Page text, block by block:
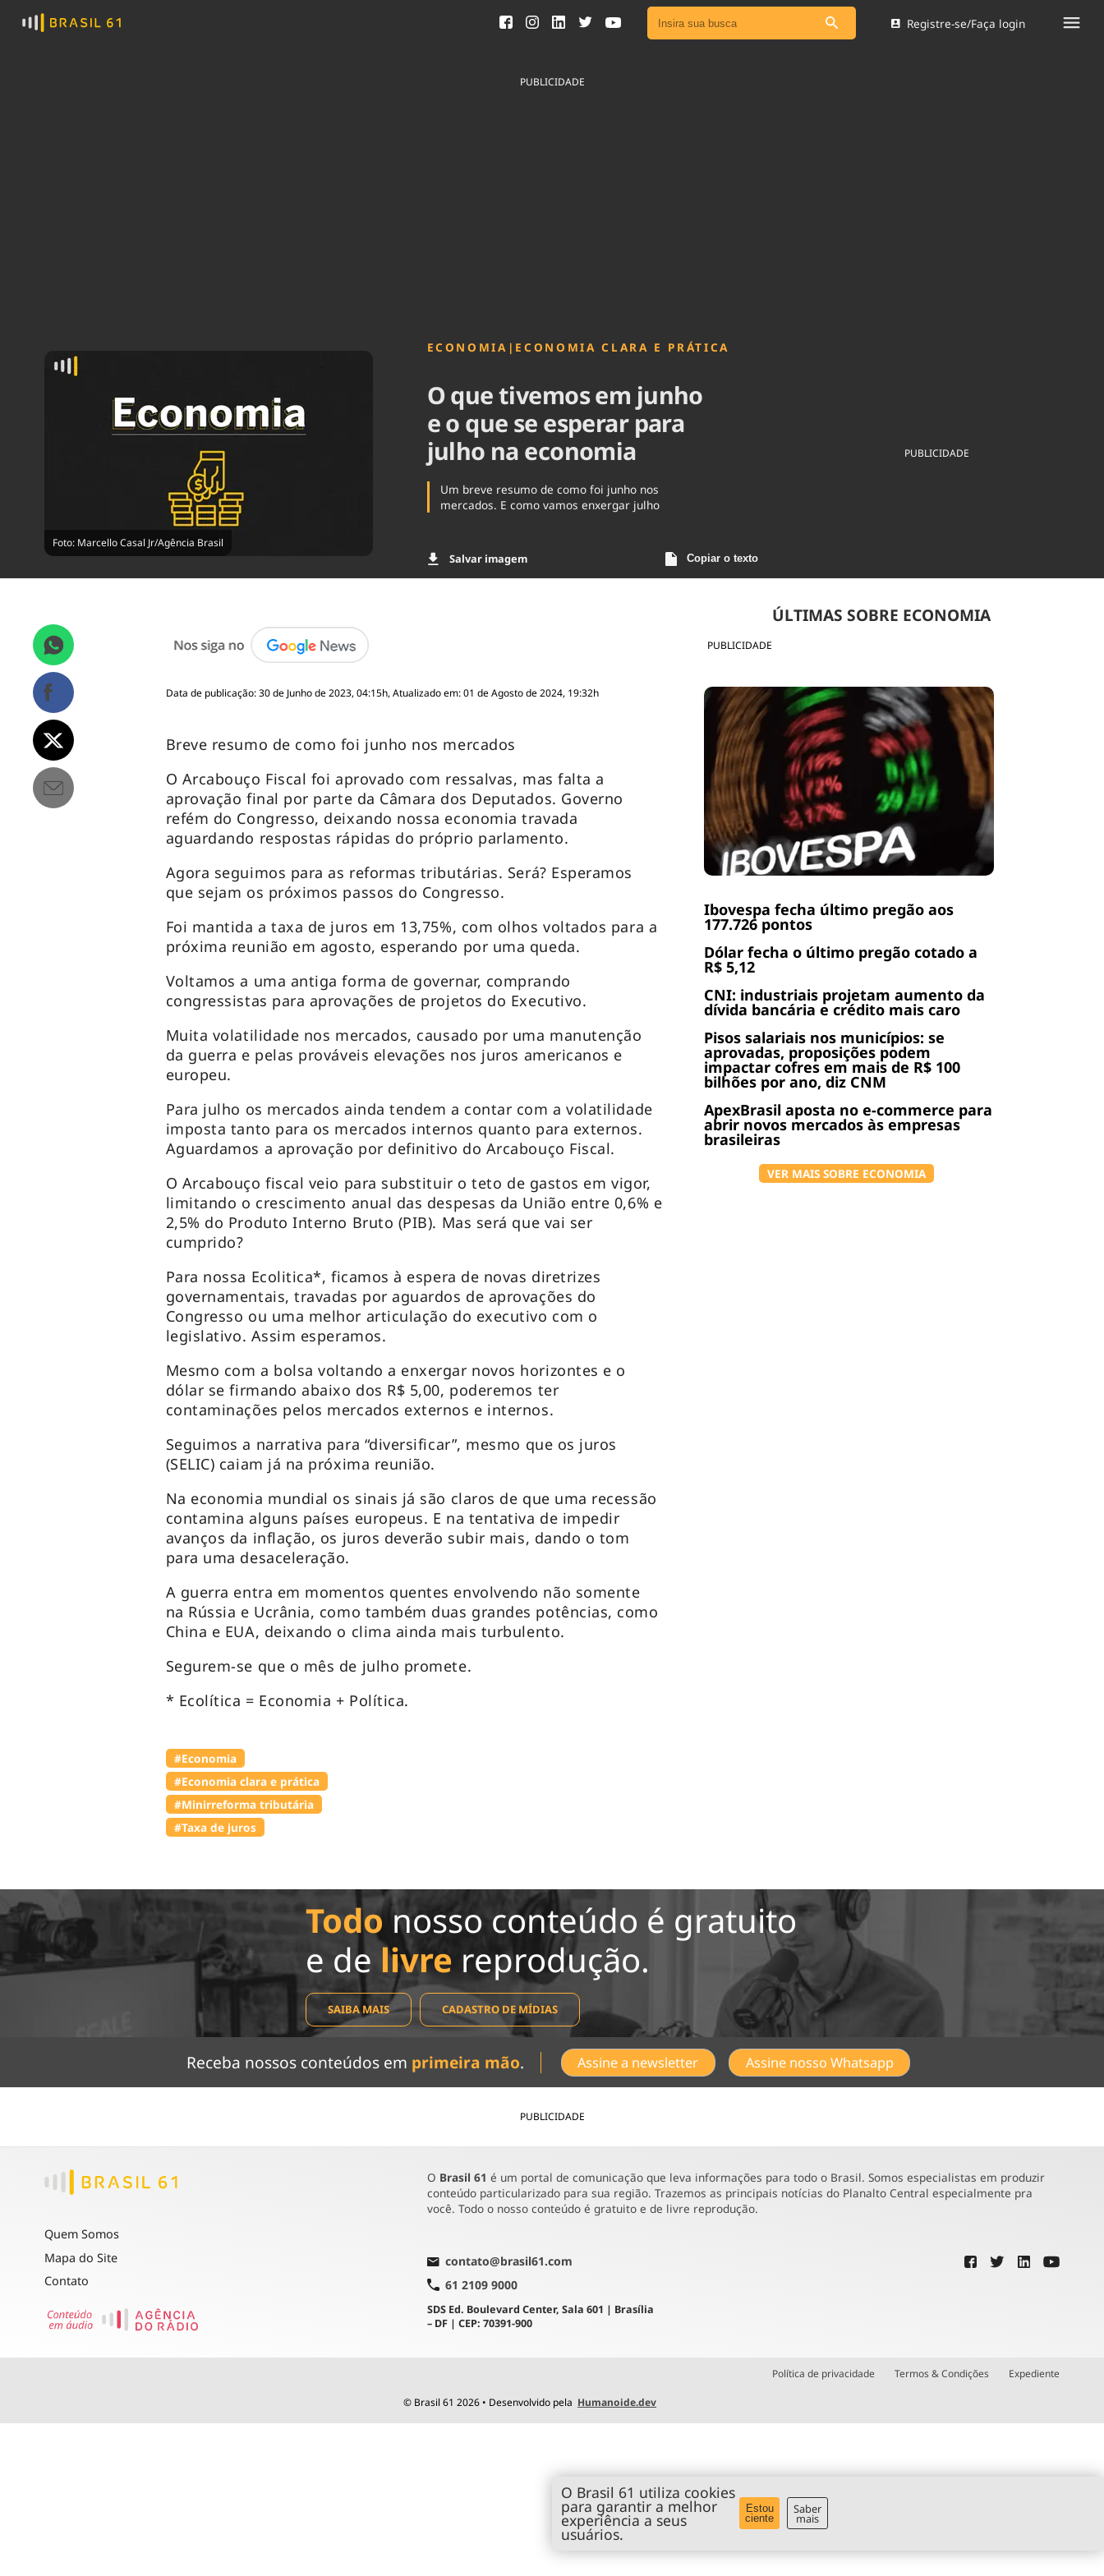
Ver todas as notícias
Brasil
Brasil Mineral
Registre-se/Faça login
PUBLICIDADE
Foto: Marcello Casal Jr/Agência Brasil
ECONOMIA | ECONOMIA CLARA E PRÁTICA
O que tivemos em junho
e o que se esperar para
julho na economia
Um breve resumo de como foi junho nos
mercados. E como vamos enxergar julho
Salvar imagem Copiar o texto
PUBLICIDADE
PUBLICIDADE
ÚLTIMAS SOBRE ECONOMIA
Ibovespa fecha último pregão aos
177.726 pontos
Dólar fecha o último pregão cotado a
R$ 5,12
CNI: industriais projetam aumento da
dívida bancária e crédito mais caro
Pisos salariais nos municípios: se
aprovadas, proposições podem
impactar cofres em mais de R$ 100
bilhões por ano, diz CNM
ApexBrasil aposta no e-commerce para
abrir novos mercados às empresas
brasileiras
VER MAIS SOBRE ECONOMIA
Data de publicação: 30 de Junho de 2023, 04:15h, Atualizado em: 01 de Agosto de 2024, 19:32h
Breve resumo de como foi junho nos mercados
O Arcabouço Fiscal foi aprovado com ressalvas, mas falta a
aprovação final por parte da Câmara dos Deputados. Governo
refém do Congresso, deixando nossa economia travada
aguardando respostas rápidas do próprio parlamento.
Agora seguimos para as reformas tributárias. Será? Esperamos
que sejam os próximos passos do Congresso.
Foi mantida a taxa de juros em 13,75%, com olhos voltados para a
próxima reunião em agosto, esperando por uma queda.
Voltamos a uma antiga forma de governar, comprando
congressistas para aprovações de projetos do Executivo.
Muita volatilidade nos mercados, causado por uma manutenção
da guerra e pelas prováveis elevações nos juros americanos e
europeu.
Para julho os mercados ainda tendem a contar com a volatilidade
imposta tanto para os mercados internos quanto para externos.
Aguardamos a aprovação por definitivo do Arcabouço Fiscal.
O Arcabouço fiscal veio para substituir o teto de gastos em vigor,
limitando o crescimento anual das despesas da União entre 0,6% e
2,5% do Produto Interno Bruto (PIB). Mas será que vai ser
cumprido?
Para nossa Ecolitica*, ficamos à espera de novas diretrizes
governamentais, travadas por aguardos de aprovações do
Congresso ou uma melhor articulação do executivo com o
legislativo. Assim esperamos.
Mesmo com a bolsa voltando a enxergar novos horizontes e o
dólar se firmando abaixo dos R$ 5,00, poderemos ter
contaminações pelos mercados externos e internos.
Seguimos a narrativa para “diversificar”, mesmo que os juros
(SELIC) caiam já na próxima reunião.
Na economia mundial os sinais já são claros de que uma recessão
contamina alguns países europeus. E na tentativa de impedir
avanços da inflação, os juros deverão subir mais, dando o tom
para uma desaceleração.
A guerra entra em momentos quentes envolvendo não somente
na Rússia e Ucrânia, como também duas grandes potências, como
China e EUA, deixando o clima ainda mais turbulento.
Segurem-se que o mês de julho promete.
* Ecolítica = Economia + Política.
#Economia
#Economia clara e prática
#Minirreforma tributária
#Taxa de juros
Todonosso conteúdo é gratuito
e de livre reprodução.
SAIBA MAIS CADASTRO DE MÍDIAS
Receba nossos conteúdos em primeira mão. Assine a newsletter Assine nosso Whatsapp
PUBLICIDADE
Quem Somos
Mapa do Site
Contato
O Brasil 61 é um portal de comunicação que leva informações para todo o Brasil. Somos especialistas em produzir
conteúdo particularizado para sua região. Trazemos as principais notícias do Planalto Central especialmente pra
você. Todo o nosso conteúdo é gratuito e de livre reprodução.
contato@brasil61.com
61 2109 9000
SDS Ed. Boulevard Center, Sala 601 | Brasília
– DF | CEP: 70391-900
Política de privacidade Termos & Condições Expediente
© Brasil 61 2026 • Desenvolvido pela Humanoide.dev
O Brasil 61 utiliza cookies
para garantir a melhor
experiência a seus
usuários.
Estou
ciente
Saber
mais